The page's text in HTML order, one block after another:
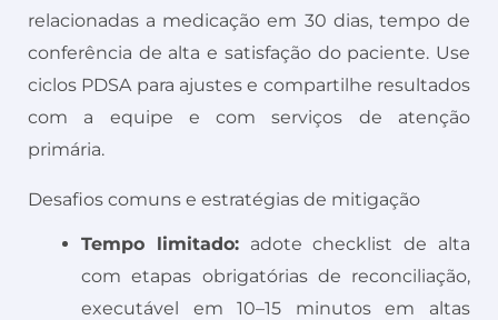
relacionadas a medicação em 30 dias, tempo de
conferência de alta e satisfação do paciente. Use
ciclos PDSA para ajustes e compartilhe resultados
com a equipe e com serviços de atenção
primária.
Desafios comuns e estratégias de mitigação
Tempo limitado:adote checklist de alta
com etapas obrigatórias de reconciliação,
executável em 10–15 minutos em altas